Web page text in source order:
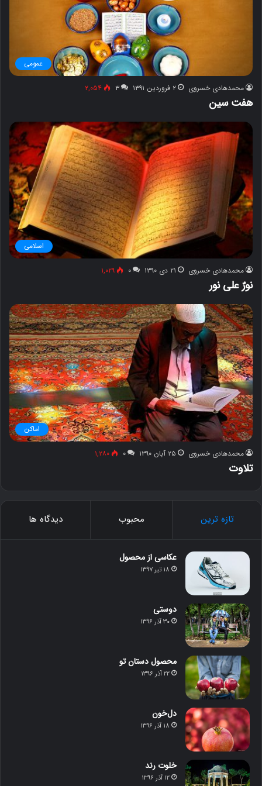
عمومی
محمدهادی خسروی ۲ فروردین ۱۳۹۱ ۳ ۲,۰۵۴
هفت سین
اسلامی
محمدهادی خسروی ۲۱ دی ۱۳۹۰ ۰ ۱,۰۲۹
نورٌ علی نور
اماکن
محمدهادی خسروی ۲۵ آبان ۱۳۹۰ ۰ ۱,۲۸۰
تلاوت
تازه ترین محبوب دیدگاه ها
عکاسی از محصول
۱۸ تیر ۱۳۹۷
دوستی
۳۰ آذر ۱۳۹۶
محصول دستان تو
۲۲ آذر ۱۳۹۶
دل‌خون
۱۸ آذر ۱۳۹۶
خلوت رند
۱۲ آذر ۱۳۹۶